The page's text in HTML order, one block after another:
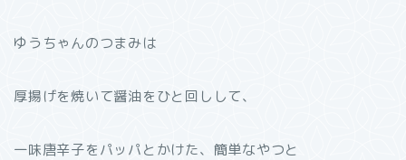
ゆうちゃんのつまみは
厚揚げを焼いて醤油をひと回しして、
一味唐辛子をパッパとかけた、簡単なやつと